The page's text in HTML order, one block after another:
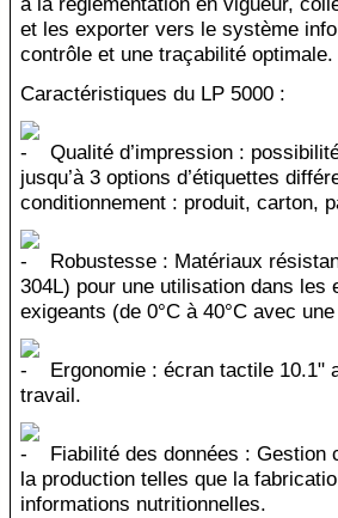
et les exporter vers le système
contrôle et une traçabilité optimale.
Caractéristiques du LP 5000 :
Qualité d’impression :
jusqu’à 3 options d’étiquettes
conditionnement : produit, carton,
Robustesse : Matériaux
304L) pour une utilisation dans les
exigeants (de 0°C à 40°C avec
Ergonomie : écran tactile 10.1"
travail.
Fiabilité des données : Gestion
la production telles que la
informations nutritionnelles.